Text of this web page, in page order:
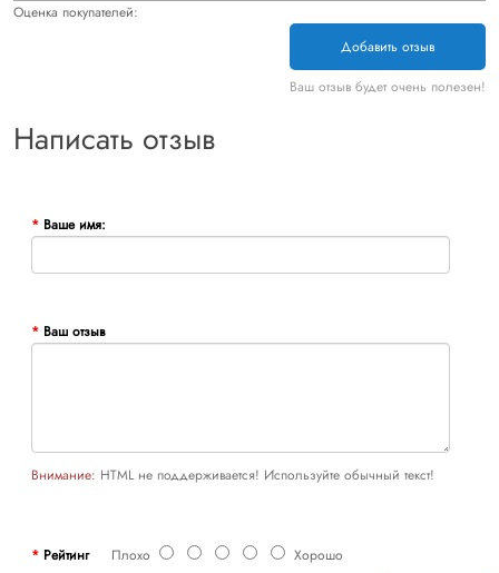
Оценка покупателей:
Добавить отзыв
Ваш отзыв будет очень полезен!
Написать отзыв
Ваше имя:
Ваш отзыв
Внимание: HTML не поддерживается! Используйте обычный текст!
РейтингПлохо Хорошо